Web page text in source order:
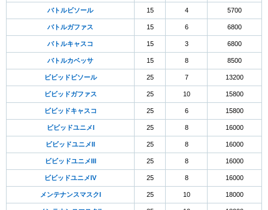
バトルビソール 15 4 5700
バトルガファス 15 6 6800
バトルキャスコ 15 3 6800
バトルカベッサ 15 8 8500
ビビッドビソール 25 7 13200
ビビッドガファス 25 10 15800
ビビッドキャスコ 25 6 15800
ビビッドユニメI 25 8 16000
ビビッドユニメII 25 8 16000
ビビッドユニメIII 25 8 16000
ビビッドユニメIV 25 8 16000
メンテナンスマスクI 25 10 18000